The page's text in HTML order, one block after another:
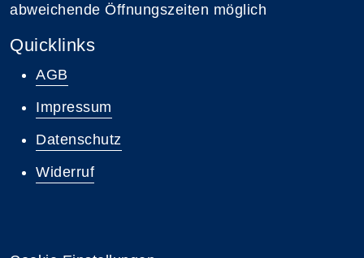
abweichende Öffnungszeiten möglich
Quicklinks
AGB
Impressum
Datenschutz
Widerruf